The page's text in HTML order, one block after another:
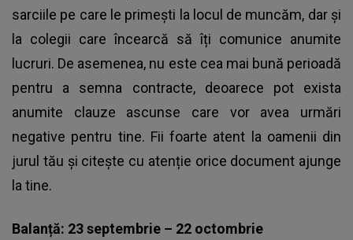
sarciile pe care le primești la locul de muncăm, dar și
la colegii care încearcă să îți comunice anumite
lucruri. De asemenea, nu este cea mai bună perioadă
pentru a semna contracte, deoarece pot exista
anumite clauze ascunse care vor avea urmări
negative pentru tine. Fii foarte atent la oamenii din
jurul tău și citește cu atenție orice document ajunge
la tine.
Balanță: 23 septembrie – 22 octombrie